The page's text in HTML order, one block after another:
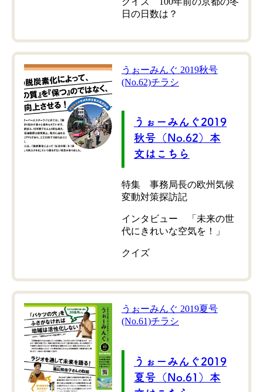
日の日数は？
うぉーみんぐ 2019秋号
(No.62)チラシ
うぉーみんぐ2019
秋号（No.62）本
文はこちら
特集 事務局長の欧州気候
変動対策探訪記
インタビュー 「未来の世
代にきれいな空気を！」
クイズ
うぉーみんぐ 2019夏号
(No.61)チラシ
うぉーみんぐ2019
夏号（No.61）本